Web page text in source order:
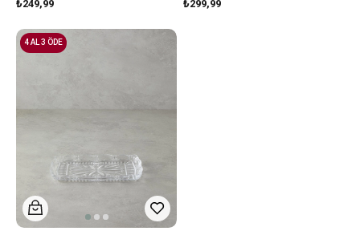
₺249,99 ₺299,99
4 AL 3 ÖDE